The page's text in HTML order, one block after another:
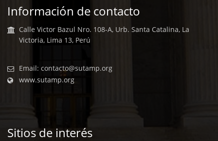
Información de contacto
Calle Victor Bazul Nro. 108-A, Urb. Santa Catalina, La
Victoria, Lima 13, Perú
Email: contacto@sutamp.org
www.sutamp.org
Sitios de interés